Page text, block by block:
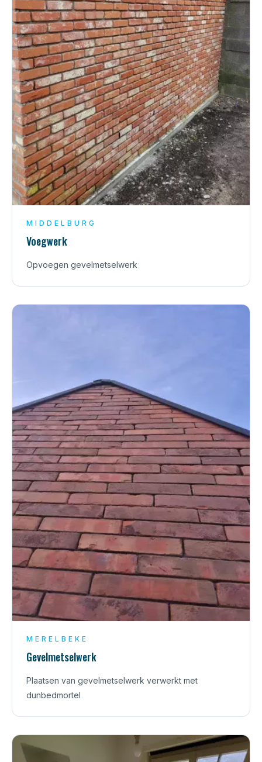
MIDDELBURG
Voegwerk
Opvoegen gevelmetselwerk
MERELBEKE
Gevelmetselwerk
Plaatsen van gevelmetselwerk verwerkt met
dunbedmortel